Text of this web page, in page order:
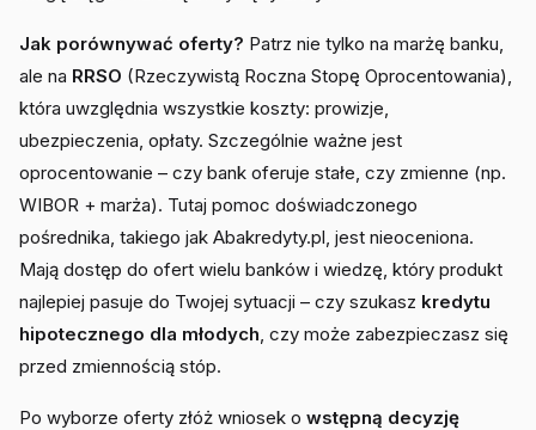
Jak porównywać oferty? Patrz nie tylko na marżę banku,
ale na RRSO (Rzeczywistą Roczna Stopę Oprocentowania),
która uwzględnia wszystkie koszty: prowizje,
ubezpieczenia, opłaty. Szczególnie ważne jest
oprocentowanie – czy bank oferuje stałe, czy zmienne (np.
WIBOR + marża). Tutaj pomoc doświadczonego
pośrednika, takiego jak Abakredyty.pl, jest nieoceniona.
Mają dostęp do ofert wielu banków i wiedzę, który produkt
najlepiej pasuje do Twojej sytuacji – czy szukasz kredytu
hipotecznego dla młodych, czy może zabezpieczasz się
przed zmiennością stóp.
Po wyborze oferty złóż wniosek o wstępną decyzję